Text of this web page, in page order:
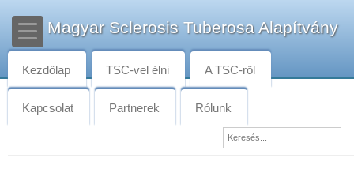
Magyar Sclerosis Tuberosa Alapítvány
Kezdőlap TSC-vel élni A TSC-ről
Kapcsolat Partnerek Rólunk